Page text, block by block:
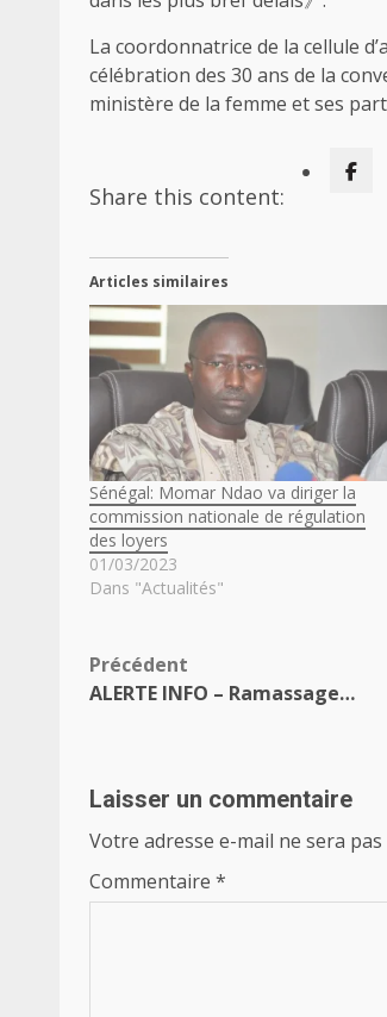
La coordonnatrice de la cellule
célébration des 30 ans de la
ministère de la femme et ses
Share this content:
Articles similaires
Sénégal: Momar Ndao va diriger la
commission nationale de régulation
des loyers
01/03/2023
Dans "Actualités"
Navigation
Précédent
ALERTE INFO – Ramassage…
Laisser un commentaire
Votre adresse e-mail ne sera
Commentaire *